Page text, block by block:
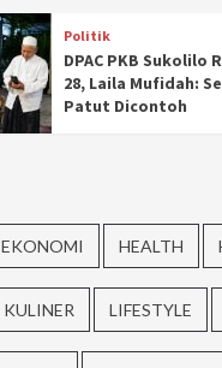
Politik
DPAC PKB Sukolilo
28, Laila Mufidah:
Patut Dicontoh
EKONOMI HEALTH
KULINER LIFESTYLE